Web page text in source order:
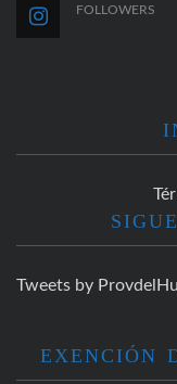
FOLLOWERS
Tweets by
EXENCIÓN